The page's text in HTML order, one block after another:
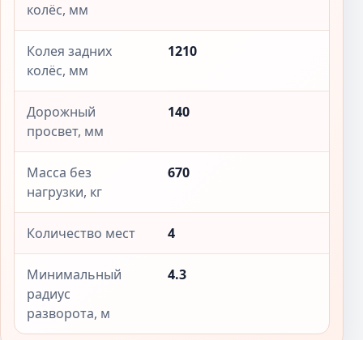
колёс, мм
Колея задних
колёс, мм
1210
Дорожный
просвет, мм
140
Масса без
нагрузки, кг
670
Количество мест 4
Минимальный
радиус
разворота, м
4.3